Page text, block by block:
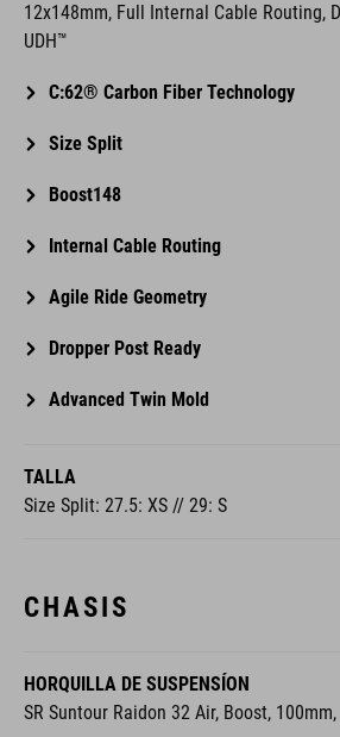
12x148mm, Full Internal Cable Routing,
UDH™
C:62® Carbon Fiber Technology
Size Split
Boost148
Internal Cable Routing
Agile Ride Geometry
Dropper Post Ready
Advanced Twin Mold
TALLA
Size Split: 27.5: XS // 29: S
CHASIS
HORQUILLA DE SUSPENSÍON
SR Suntour Raidon 32 Air, Boost,